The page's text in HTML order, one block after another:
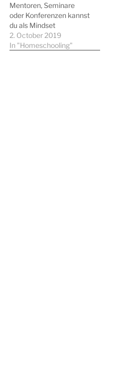
Mentoren, Seminare
oder Konferenzen kannst
du als Mindset
verändernd für dich
nehmen, um dich
2. October 2019
In "Homeschooling"